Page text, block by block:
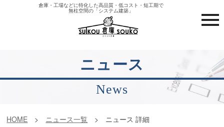
倉庫・工場などに特化した高品質・低コスト・短工期で
無柱空間の「システム建築」
ニュース
News
HOME ニュース一覧 ニュース 詳細